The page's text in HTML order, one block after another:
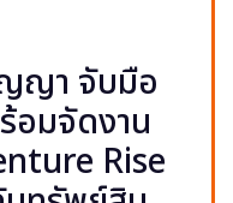
ญา จับมือ
อมจัดงาน
Rise